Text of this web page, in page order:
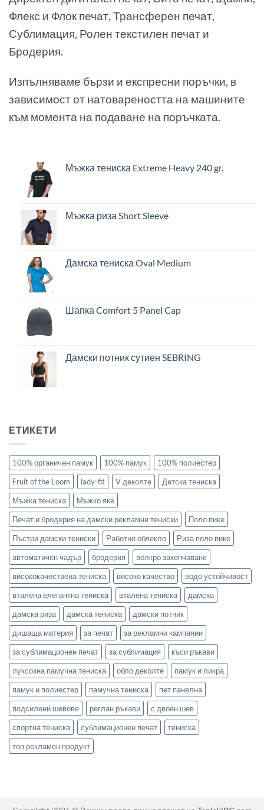
Флекс и Флок печат, Трансферен печат,
Сублимация, Ролен текстилен печат и
Бродерия.
Изпълняваме бързи и експресни поръчки, в
зависимост от натовареността на машините
към момента на подаване на поръчката.
Мъжка тениска Extreme Heavy 240 gr.
Мъжка риза Short Sleeve
Дамска тениска Oval Medium
Шапка Comfort 5 Panel Cap
Дамски потник сутиен SEBRING
ЕТИКЕТИ
100% органичен памук 100% памук
100% полиестер
Fruit of the Loom
lady-fit V деколте
Детска тениска
Мъжка тениска
Мъжко яке
Печат и бродерия на дамски рекламни тениски
Поло пике
Пъстри дамски тениски
Работно облекло
Риза поло пике
автоматичен чадър
бродерия
велкро закопчаване
висококачествена тениска
високо качество
водо устойчивост
вталена елегантна тениска
вталена тениска
дамска
дамска риза
дамска тениска
дамски потник
дишаща материя
за печат
за рекламни кампании
за сублимационен печат
за сублимация
къси ръкави
луксозна памучна тениска
обло деколте
памук и ликра
памук и полиестер
памучна тениска
пет панелна
подсилени шевове
реглан ръкави
с двоен шев
спортна тениска
сублимационен печат
тениска
топ рекламен продукт